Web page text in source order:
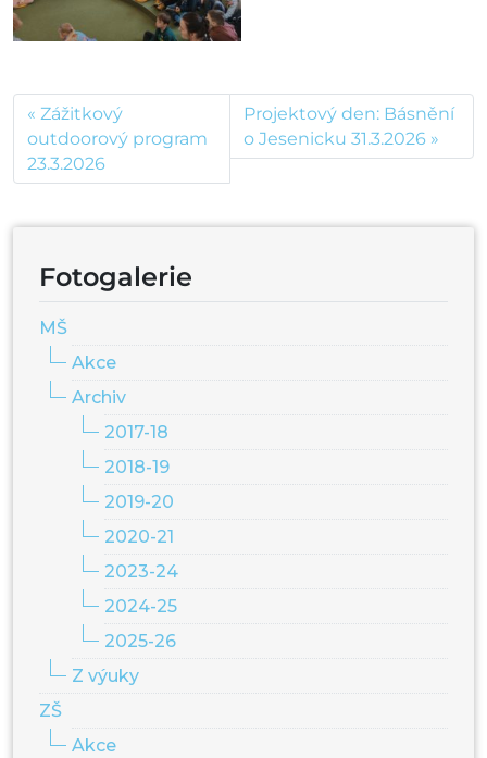
Zážitkový
outdoorový program
23.3.2026
Projektový den: Básnění
o Jesenicku 31.3.2026
Fotogalerie
MŠ
Akce
Archiv
2017-18
2018-19
2019-20
2020-21
2023-24
2024-25
2025-26
Z výuky
ZŠ
Akce